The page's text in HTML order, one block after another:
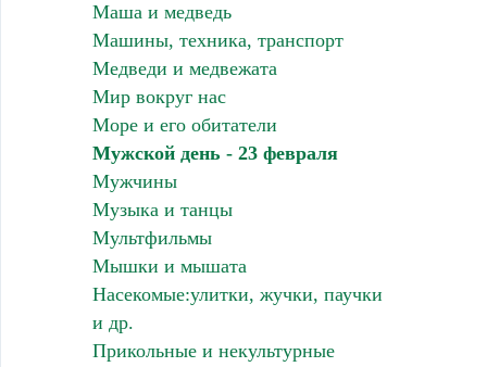
Маша и медведь
Машины, техника, транспорт
Медведи и медвежата
Мир вокруг нас
Море и его обитатели
Мужской день - 23 февраля
Мужчины
Музыка и танцы
Мультфильмы
Мышки и мышата
Насекомые:улитки, жучки, паучки
и др.
Прикольные и некультурные